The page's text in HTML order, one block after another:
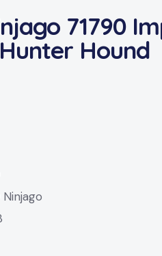
71790
Hound
Ninjago